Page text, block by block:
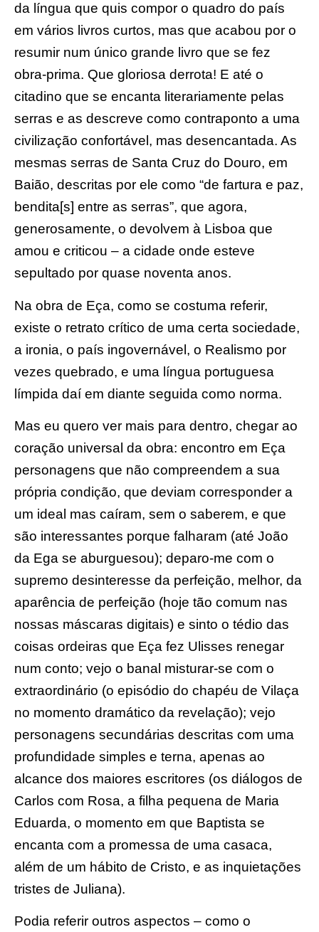
da língua que quis compor o quadro do país
em vários livros curtos, mas que acabou por o
resumir num único grande livro que se fez
obra-prima. Que gloriosa derrota! E até o
citadino que se encanta literariamente pelas
serras e as descreve como contraponto a uma
civilização confortável, mas desencantada. As
mesmas serras de Santa Cruz do Douro, em
Baião, descritas por ele como “de fartura e paz,
bendita[s] entre as serras”, que agora,
generosamente, o devolvem à Lisboa que
amou e criticou – a cidade onde esteve
sepultado por quase noventa anos.
Na obra de Eça, como se costuma referir,
existe o retrato crítico de uma certa sociedade,
a ironia, o país ingovernável, o Realismo por
vezes quebrado, e uma língua portuguesa
límpida daí em diante seguida como norma.
Mas eu quero ver mais para dentro, chegar ao
coração universal da obra: encontro em Eça
personagens que não compreendem a sua
própria condição, que deviam corresponder a
um ideal mas caíram, sem o saberem, e que
são interessantes porque falharam (até João
da Ega se aburguesou); deparo-me com o
supremo desinteresse da perfeição, melhor, da
aparência de perfeição (hoje tão comum nas
nossas máscaras digitais) e sinto o tédio das
coisas ordeiras que Eça fez Ulisses renegar
num conto; vejo o banal misturar-se com o
extraordinário (o episódio do chapéu de Vilaça
no momento dramático da revelação); vejo
personagens secundárias descritas com uma
profundidade simples e terna, apenas ao
alcance dos maiores escritores (os diálogos de
Carlos com Rosa, a filha pequena de Maria
Eduarda, o momento em que Baptista se
encanta com a promessa de uma casaca,
além de um hábito de Cristo, e as inquietações
tristes de Juliana).
Podia referir outros aspectos – como o